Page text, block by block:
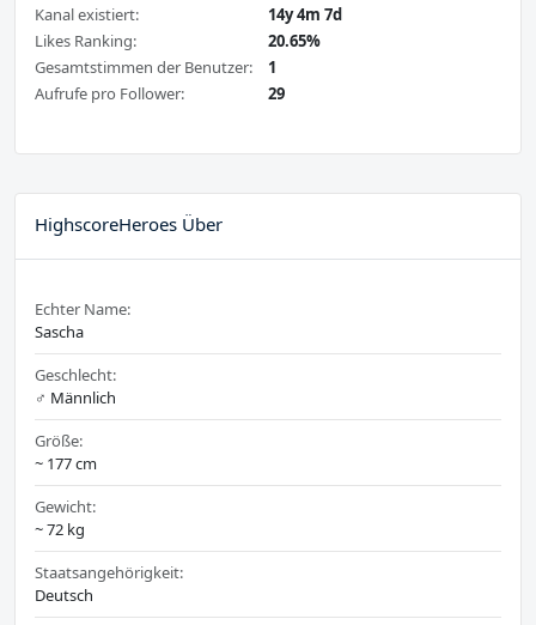
Kanal existiert:
14y 4m 7d
Likes Ranking:
20.65%
Gesamtstimmen der Benutzer:
1
Aufrufe pro Follower:
29
HighscoreHeroes Über
Echter Name:
Sascha
Geschlecht:
♂️ Männlich
Größe:
~ 177 cm
Gewicht:
~ 72 kg
Staatsangehörigkeit:
Deutsch